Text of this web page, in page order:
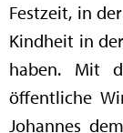
Festzeit, in
Kindheit in
haben. Mit
öffentliche
Johannes